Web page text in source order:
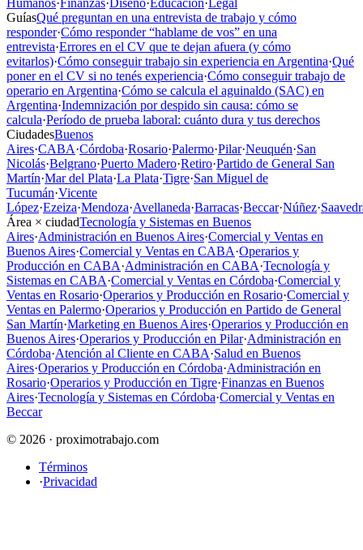
GuíasQué preguntan en una entrevista de trabajo y cómo
responder·Cómo responder “hablame de vos” en una
entrevista·Errores en el CV que te dejan afuera (y cómo
evitarlos)·Cómo conseguir trabajo sin experiencia en Argentina·Qué
poner en el CV si no tenés experiencia·Cómo conseguir trabajo de
operario en Argentina·Cómo se calcula el aguinaldo (SAC) en
Argentina·Indemnización por despido sin causa: cómo se
calcula·Período de prueba laboral: cuánto dura y tus derechos
CiudadesBuenos
Aires·CABA·Córdoba·Rosario·Palermo·Pilar·Neuquén·San
Nicolás·Belgrano·Puerto Madero·Retiro·Partido de General San
Martín·Mar del Plata·La Plata·Tigre·San Miguel de
Tucumán·Vicente
López·Ezeiza·Mendoza·Avellaneda·Barracas·Beccar·Núñez·
Área × ciudadTecnología y Sistemas en Buenos
Aires·Administración en Buenos Aires·Comercial y Ventas en
Buenos Aires·Comercial y Ventas en CABA·Operarios y
Producción en CABA·Administración en CABA·Tecnología y
Sistemas en CABA·Comercial y Ventas en Córdoba·Comercial y
Ventas en Rosario·Operarios y Producción en Rosario·Comercial y
Ventas en Palermo·Operarios y Producción en Partido de General
San Martín·Marketing en Buenos Aires·Operarios y Producción en
Buenos Aires·Operarios y Producción en Pilar·Administración en
Córdoba·Atención al Cliente en CABA·Salud en Buenos
Aires·Operarios y Producción en Córdoba·Administración en
Rosario·Operarios y Producción en Tigre·Finanzas en Buenos
Aires·Tecnología y Sistemas en Córdoba·Comercial y Ventas en
Beccar
© 2026 · proximotrabajo.com
Términos
·Privacidad